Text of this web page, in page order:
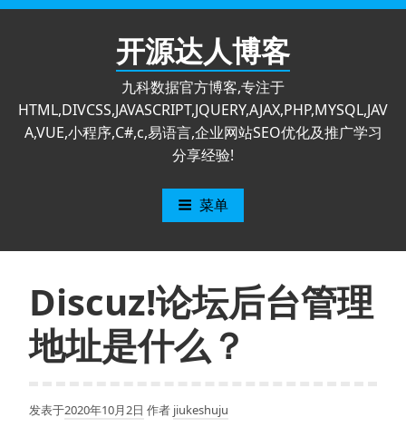
跳
开源达人博客
九科数据官方博客,专注于
HTML,DIVCSS,JAVASCRIPT,JQUERY,AJAX,PHP,MYSQL,JAV
A,VUE,小程序,C#,c,易语言,企业网站SEO优化及推广学习
分享经验!
菜单
Discuz!论坛后台管理
地址是什么？
发表于2020年10月2日 作者 jiukeshuju